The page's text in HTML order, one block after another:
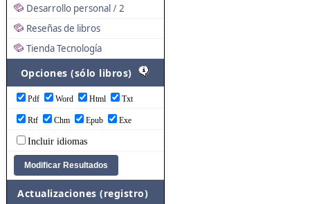
Desarrollo personal / 2
Reseñas de libros
Tienda Tecnología
Opciones (sólo libros)
Pdf Word Html Txt
Rtf Chm Epub Exe
Incluir idiomas
Actualizaciones (registro)